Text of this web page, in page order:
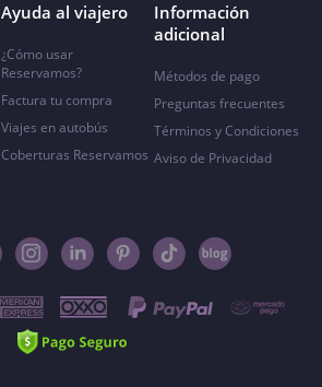
Ayuda al viajero
¿Cómo usar
Reservamos?
Factura tu compra
Viajes en autobús
Coberturas Reservamos
Información
adicional
Métodos de pago
Preguntas frecuentes
Términos y Condiciones
Aviso de Privacidad